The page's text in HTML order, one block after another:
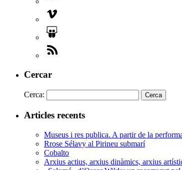
Cercar
Cerca:
Articles recents
Museus i res publica. A partir de la
Rrose Sélavy al Pirineu submarí
Cobalto
Arxius actius, arxius dinàmics, arxius